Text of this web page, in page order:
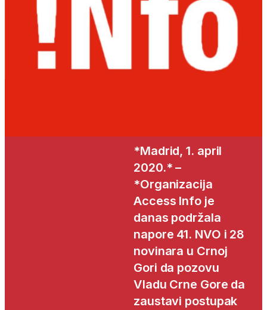
*Madrid, 1. april
2020.* –
*Organizacija
Access Info je
danas podržala
napore 41. NVO i 28
novinara u Crnoj
Gori da pozovu
Vladu Crne Gore da
zaustavi postupak